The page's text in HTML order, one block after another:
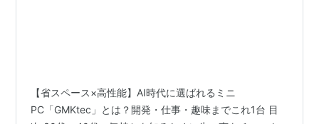
【省スペース×高性能】AI時代に選ばれるミニ
PC「GMKtec」とは？開発・仕事・趣味までこれ1台 目